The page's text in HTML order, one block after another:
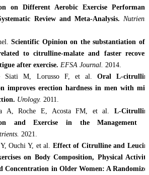
on Different Aerobic Exercise
Review and Meta-Analysis.
Scientific Opinion on the substantiation of
to citrulline-malate and faster
after exercise. EFSA Journal. 2014.
Siati M, Lorusso F, et al. Oral L-
improves erection hardness in men with
Urology. 2011.
A, Roche E, Acosta FM, et al. L-
and Exercise in the Management
2021.
Ouchi Y, et al. Effect of Citrulline and
on Body Composition, Physical
Concentration in Older Women: A